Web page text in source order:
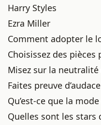
Harry Styles
Ezra Miller
Comment adopter le
Choisissez des pièces
Misez sur la
Faites preuve
Qu’est-ce que la
Quelles sont les